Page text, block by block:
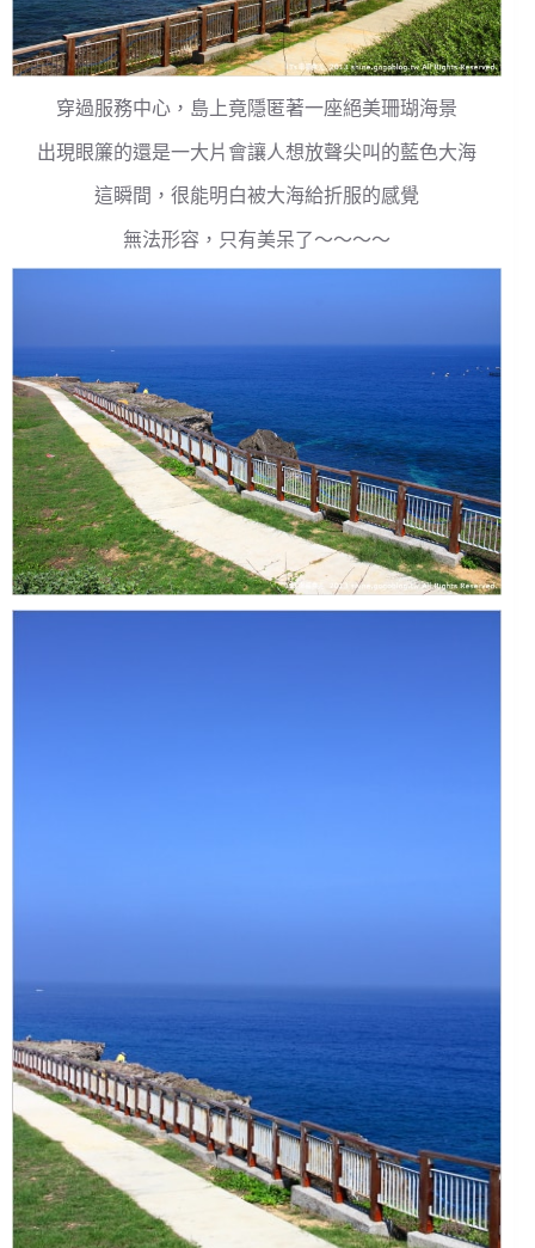
穿過服務中心，島上竟隱匿著一座絕美珊瑚海景
出現眼簾的還是一大片會讓人想放聲尖叫的藍色大海
這瞬間，很能明白被大海給折服的感覺
無法形容，只有美呆了～～～～